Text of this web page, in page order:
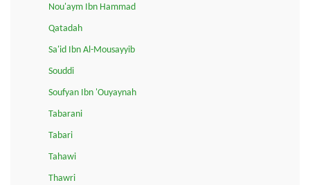
Nou'aym Ibn Hammad
Qatadah
Sa'id Ibn Al-Mousayyib
Souddi
Soufyan Ibn 'Ouyaynah
Tabarani
Tabari
Tahawi
Thawri